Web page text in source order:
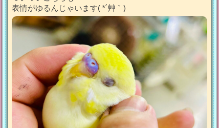
表情がゆるんじゃいます( *´艸｀)